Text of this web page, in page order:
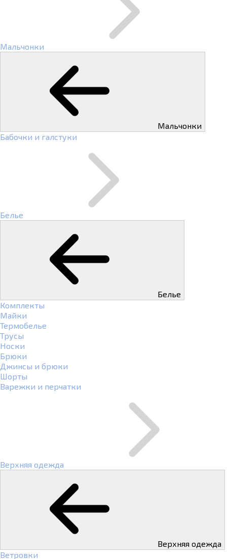
Мальчонки
Мальчонки
Бабочки и галстуки
Белье
Белье
Комплекты
Майки
Термобелье
Трусы
Носки
Брюки
Джинсы и брюки
Шорты
Варежки и перчатки
Верхняя одежда
Верхняя одежда
Ветровки